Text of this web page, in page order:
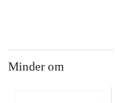
Minder om